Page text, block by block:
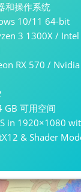
和操作系统
10/11 64-bit
3 1300X /
RX 570 / Nvidia
GB 可用空间
in 1920×1080
& Shader